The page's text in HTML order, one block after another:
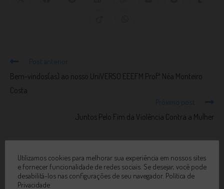
Post anterior
Bem-vindos(as) ao nosso UniVERSO EEEFM Profª Néa Monteiro
Costa
Próximo post
Juntos Pelo Fim da Violência Contra a Mulher
VOCÊ TAMBÉM PODE GOSTAR
Utilizamos cookies para melhorar sua experiência em nossos sites
e fornecer funcionalidade de redes sociais. Se desejar, você pode
desabilitá-los nas configurações de seu navegador. Política de
Privacidade